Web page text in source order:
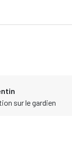
sur le gardien